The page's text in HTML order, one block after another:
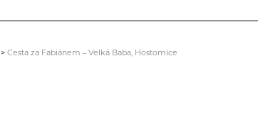
>Cesta za Fabiánem – Velká Baba, Hostomice